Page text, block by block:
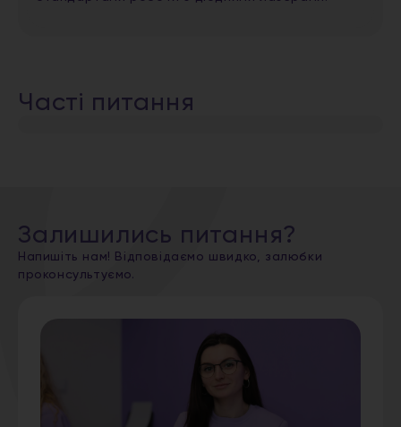
Часті питання
Залишились питання?
Напишіть нам! Відповідаємо швидко, залюбки
проконсультуємо.